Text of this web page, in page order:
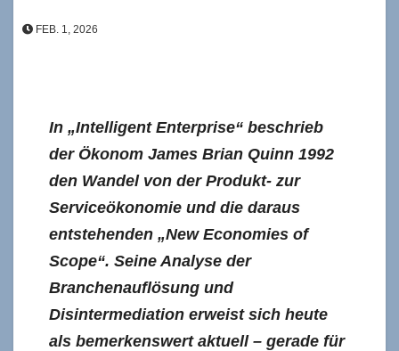
FEB. 1, 2026
In „Intelligent Enterprise“ beschrieb
der Ökonom James Brian Quinn 1992
den Wandel von der Produkt- zur
Serviceökonomie und die daraus
entstehenden „New Economies of
Scope“. Seine Analyse der
Branchenauflösung und
Disintermediation erweist sich heute
als bemerkenswert aktuell – gerade für